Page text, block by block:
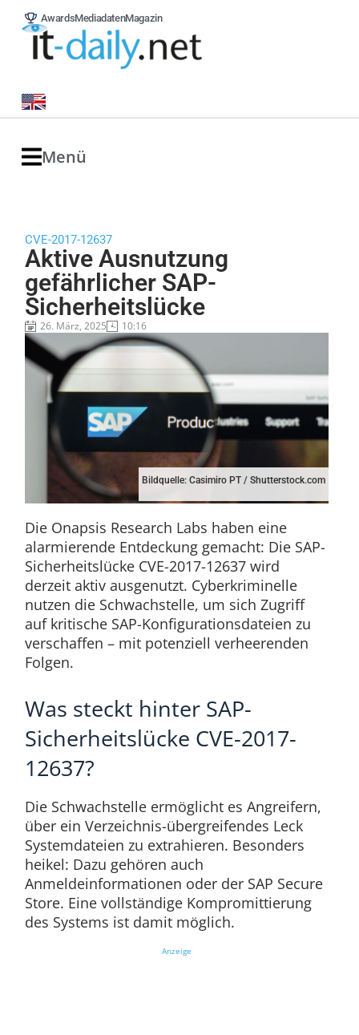
AwardsMediadatenMagazin
Menü
CVE-2017-12637
Aktive Ausnutzung
gefährlicher SAP-
Sicherheitslücke
26. März, 2025 10:16
Bildquelle: Casimiro PT / Shutterstock.com
Die Onapsis Research Labs haben eine
alarmierende Entdeckung gemacht: Die SAP-
Sicherheitslücke CVE-2017-12637 wird
derzeit aktiv ausgenutzt. Cyberkriminelle
nutzen die Schwachstelle, um sich Zugriff
auf kritische SAP-Konfigurationsdateien zu
verschaffen – mit potenziell verheerenden
Folgen.
Was steckt hinter SAP-
Sicherheitslücke CVE-2017-
12637?
Die Schwachstelle ermöglicht es Angreifern,
über ein Verzeichnis-übergreifendes Leck
Systemdateien zu extrahieren. Besonders
heikel: Dazu gehören auch
Anmeldeinformationen oder der SAP Secure
Store. Eine vollständige Kompromittierung
des Systems ist damit möglich.
Anzeige